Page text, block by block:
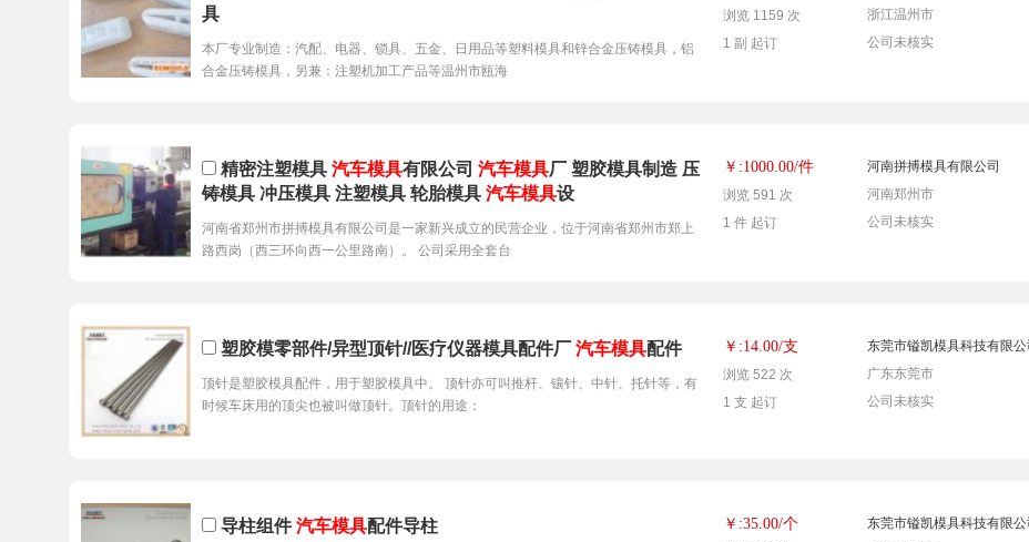
具
本厂专业制造：汽配、电器、锁具、五金、日用品等塑料模具和锌合金压铸模具，铝
合金压铸模具，另兼：注塑机加工产品等温州市瓯海
浏览 1159 次
1 副 起订
浙江温州市
公司未核实
精密注塑模具 汽车模具有限公司 汽车模具厂 塑胶模具制造 压
铸模具 冲压模具 注塑模具 轮胎模具 汽车模具设
河南省郑州市拼搏模具有限公司是一家新兴成立的民营企业，位于河南省郑州市郑上
路西岗（西三环向西一公里路南）。 公司采用全套台
￥:1000.00/件
浏览 591 次
1 件 起订
河南拼搏模具有限公司
河南郑州市
公司未核实
塑胶模零部件/异型顶针//医疗仪器模具配件厂 汽车模具配件
顶针是塑胶模具配件，用于塑胶模具中。 顶针亦可叫推杆、镶针、中针、托针等，有
时候车床用的顶尖也被叫做顶针。顶针的用途：
￥:14.00/支
浏览 522 次
1 支 起订
东莞市镒凯模具科技有限公
广东东莞市
公司未核实
导柱组件汽车模具配件导柱 ￥:35.00/个
东莞市镒凯模具科技有限公